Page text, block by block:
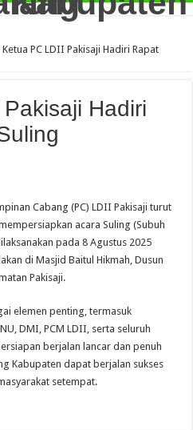
Ketua PC LDII Pakisaji Hadiri Rapat
Hadiri
Cabang (PC) LDII Pakisaji turut
acara Suling (Subuh
pada 8 Agustus 2025
di Masjid Baitul Hikmah, Dusun
Pakisaji.
elemen penting, termasuk
DMI, PCM LDII, serta seluruh
berjalan lancar dan penuh
Kabupaten dapat berjalan sukses
setempat.